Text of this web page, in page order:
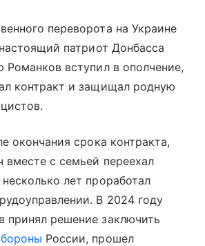
переворота на Украине
патриот Донбасса
Романков вступил в ополчение,
контракт и защищал родную
окончания срока контракта,
вместе с семьей переехал
лет проработал
В 2024 году
принял решение заключить
России, прошел